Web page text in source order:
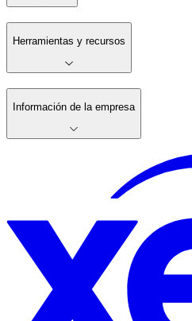
Herramientas y recursos
Información de la empresa